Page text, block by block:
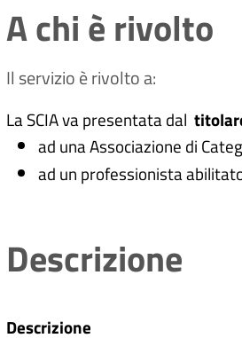
A chi è rivolto
Il servizio è rivolto a:
La SCIA va presentata dal
ad una Associazione di
ad un professionista
Descrizione
Descrizione